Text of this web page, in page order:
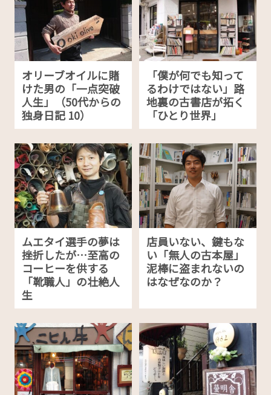
オリーブオイルに賭
けた男の「一点突破
人生」（50代からの
独身日記 10）
「僕が何でも知って
るわけではない」路
地裏の古書店が拓く
「ひとり世界」
ムエタイ選手の夢は
挫折したが…至高の
コーヒーを供する
「靴職人」の壮絶人
生
店員いない、鍵もな
い「無人の古本屋」
泥棒に盗まれないの
はなぜなのか？